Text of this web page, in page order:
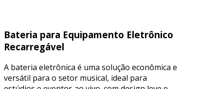
Bateria para Equipamento Eletrônico
Recarregável
A bateria eletrônica é uma solução econômica e
versátil para o setor musical, ideal para